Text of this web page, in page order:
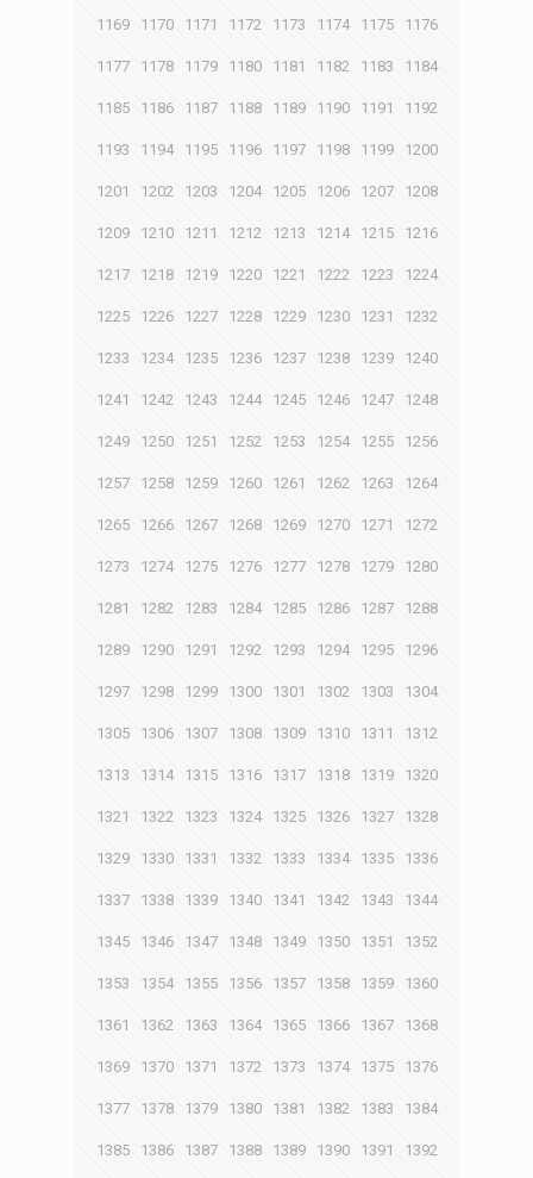
1169 1170 1171 1172 1173 1174 1175 1176
1177 1178 1179 1180 1181 1182 1183 1184
1185 1186 1187 1188 1189 1190 1191 1192
1193 1194 1195 1196 1197 1198 1199 1200
1201 1202 1203 1204 1205 1206 1207 1208
1209 1210 1211 1212 1213 1214 1215 1216
1217 1218 1219 1220 1221 1222 1223 1224
1225 1226 1227 1228 1229 1230 1231 1232
1233 1234 1235 1236 1237 1238 1239 1240
1241 1242 1243 1244 1245 1246 1247 1248
1249 1250 1251 1252 1253 1254 1255 1256
1257 1258 1259 1260 1261 1262 1263 1264
1265 1266 1267 1268 1269 1270 1271 1272
1273 1274 1275 1276 1277 1278 1279 1280
1281 1282 1283 1284 1285 1286 1287 1288
1289 1290 1291 1292 1293 1294 1295 1296
1297 1298 1299 1300 1301 1302 1303 1304
1305 1306 1307 1308 1309 1310 1311 1312
1313 1314 1315 1316 1317 1318 1319 1320
1321 1322 1323 1324 1325 1326 1327 1328
1329 1330 1331 1332 1333 1334 1335 1336
1337 1338 1339 1340 1341 1342 1343 1344
1345 1346 1347 1348 1349 1350 1351 1352
1353 1354 1355 1356 1357 1358 1359 1360
1361 1362 1363 1364 1365 1366 1367 1368
1369 1370 1371 1372 1373 1374 1375 1376
1377 1378 1379 1380 1381 1382 1383 1384
1385 1386 1387 1388 1389 1390 1391 1392